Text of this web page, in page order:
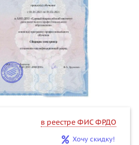
в реестре ФИС ФРДО
Хочу скидку!